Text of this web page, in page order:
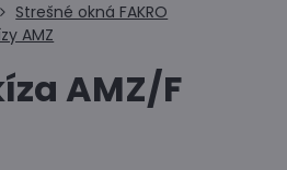
Strešné okná FAKRO
AMZ
AMZ/F